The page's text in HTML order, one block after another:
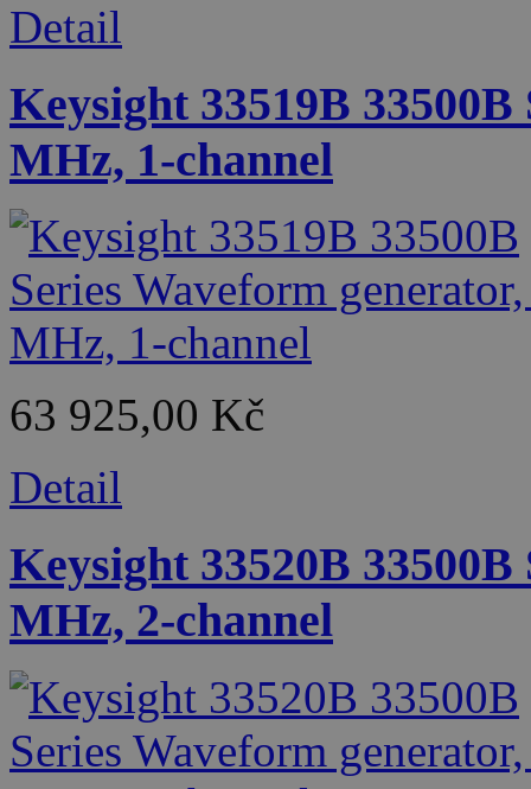
Detail
Keysight 33519B
MHz, 1-channel
63 925,00 Kč
Detail
Keysight 33520B
MHz, 2-channel